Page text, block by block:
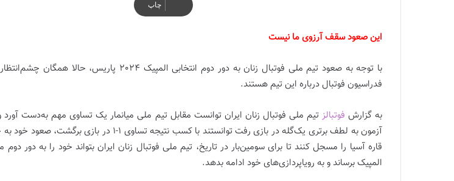
چاپ
این صعود سقف آرزوی ما نیست
با توجه به صعود تیم ملی فوتبال زنان به دور دوم انتخابی المپیک 2024
فدراسیون فوتبال درباره این تیم هستند.
به گزارش فوتبالز تیم ملی فوتبال زنان ایران توانست مقابل تیم ملی میانمار یک تساوی مهم به‌دست آورد
قاره آسیا را مسجل کنند تا برای سومین‌بار در تاریخ، تیم ملی فوتبال زنان ایران بتواند خود را به دور دوم
المپیک برساند و به رویاپردازی‌های خود ادامه بدهد.